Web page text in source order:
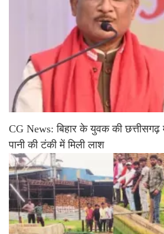
CG News: बिहार के युवक की छत्तीसगढ़
पानी की टंकी में मिली लाश